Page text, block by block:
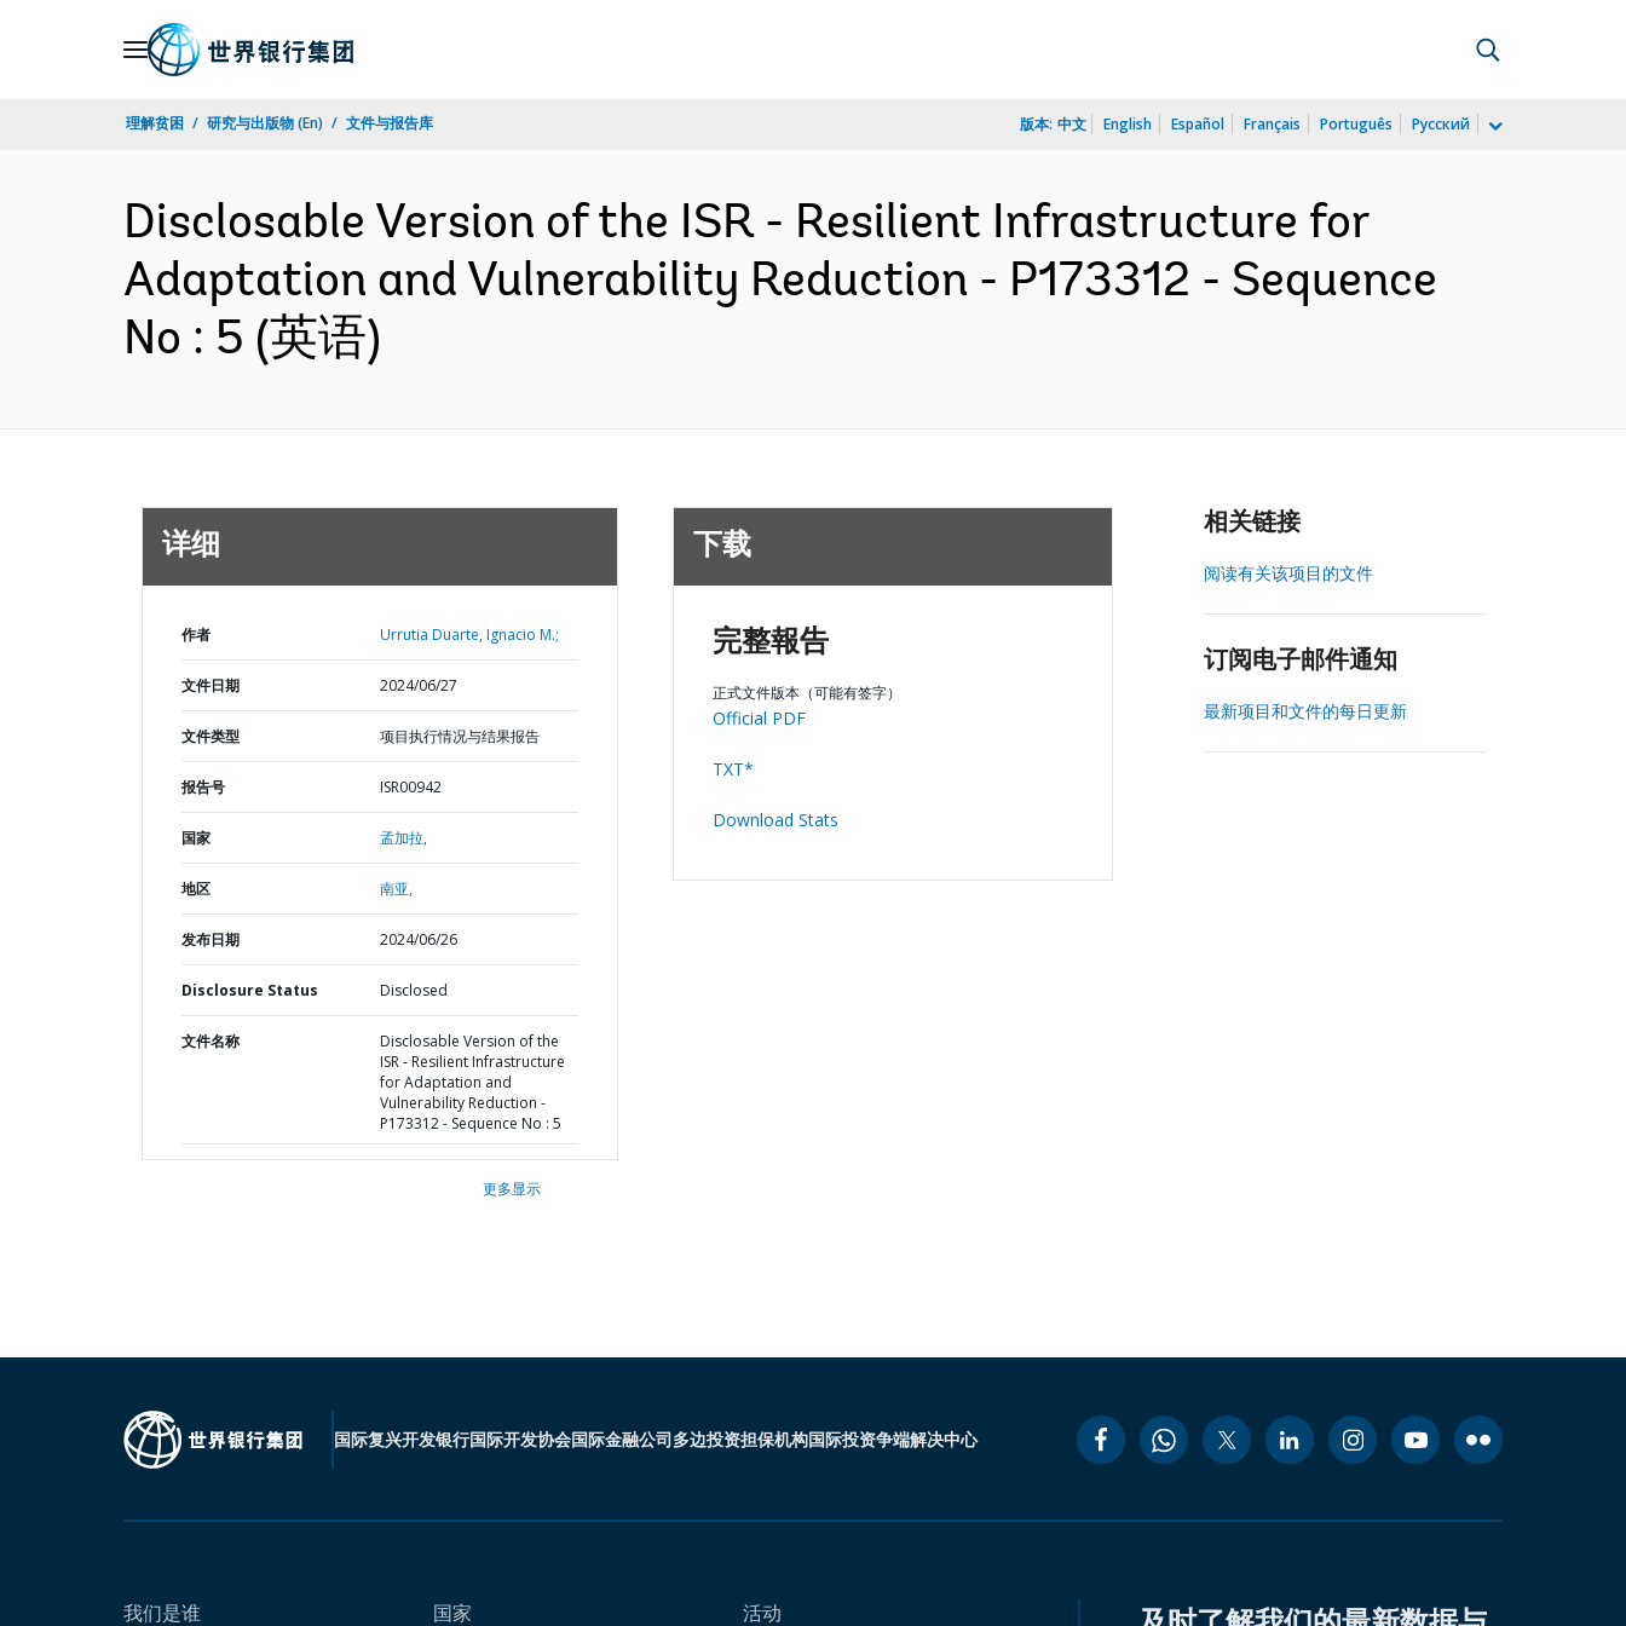
理解贫困 研究与出版物 (En) 文件与报告库 版本: 中文 English Español Français Português Русский
Disclosable Version of the ISR - Resilient Infrastructure for
Adaptation and Vulnerability Reduction - P173312 - Sequence
No : 5 (英语)
详细
作者 Urrutia Duarte, Ignacio M.;
文件日期 2024/06/27
文件类型 项目执行情况与结果报告
报告号 ISR00942
国家 孟加拉,
地区 南亚,
发布日期 2024/06/26
Disclosure Status Disclosed
文件名称
Disclosable Version of the
ISR - Resilient Infrastructure
for Adaptation and
Vulnerability Reduction -
P173312 - Sequence No : 5
更多显示
下载
完整報告
正式文件版本（可能有签字）
Official PDF
TXT*
Download Stats
相关链接
阅读有关该项目的文件
订阅电子邮件通知
最新项目和文件的每日更新
国际复兴开发银行国际开发协会国际金融公司多边投资担保机构国际投资争端解决中心
我们是谁 国家 活动